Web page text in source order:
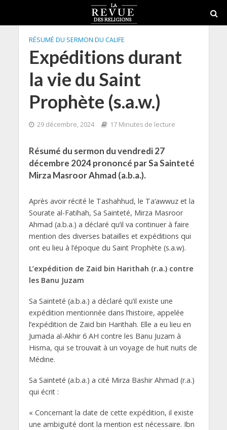
RÉSUMÉ DU SERMON DU CALIFE
Expéditions durant
la vie du Saint
Prophète (s.a.w.)
29 décembre, 2024 17 Minutes de lecture
Résumé du sermon du vendredi 27
décembre 2024 prononcé par Sa Sainteté
Mirza Masroor Ahmad (a.b.a.).
Après avoir récité le Tashahhud, le Ta‘awwuz et la
Sourate al-Fatihah, Sa Sainteté, Mirza Masroor
Ahmad (a.b.a.) a déclaré qu’il va continuer à faire
mention des diverses batailles et expéditions qui
ont eu lieu à l’époque du Saint Prophète (s.a.w).
L’expédition de Zaid bin Harithah (r.a.) contre
les Banu Juzam
Sa Sainteté (a.b.a.) a déclaré qu’il existe une
expédition mentionnée dans l’histoire, appelée
l’expédition de Zaid bin Harithah. Elle a eu lieu en
Jumada al-Akhir 6 AH contre les Banu Juzam à
Hisma, qui se trouvait à un voyage de huit nuits de
Médine.
Sa Sainteté (a.b.a.) a cité Mirza Bashir Ahmad (r.a.)
qui écrit :
« Concernant la date de cette expédition, il existe
une ambiguïté dont la mention est nécessaire. Ibn